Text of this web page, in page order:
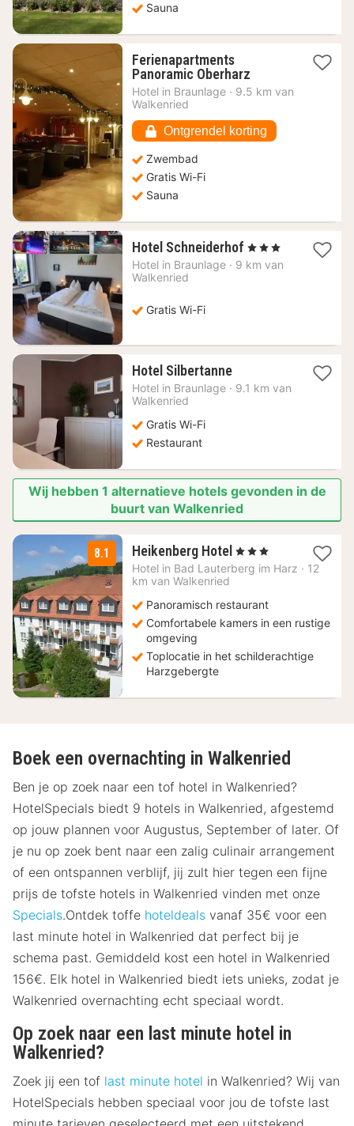
Sauna
Ferienapartments
Panoramic Oberharz1
nacht
€
Hotel in Braunlage · 9.5 km van
Walkenried
Ontgrendel korting
Zwembad
Gratis Wi-Fi
Sauna
Hotel Schneiderhof 1
nacht
, 3 Sterren
Hotel in Braunlage · 9 km van
Walkenried
Gratis Wi-Fi
Hotel Silbertanne1
nacht
Hotel in Braunlage · 9.1 km van
Walkenried
Gratis Wi-Fi
Restaurant
Wij hebben 1 alternatieve hotels gevonden in de
buurt van Walkenried
8.1 Heikenberg Hotel 1
nacht
vanaf
€
, 3 Sterren
Hotel in Bad Lauterberg im Harz · 12
km van Walkenried
Panoramisch restaurant
Comfortabele kamers in een rustige
omgeving
Toplocatie in het schilderachtige
Harzgebergte
Boek een overnachting in Walkenried
Ben je op zoek naar een tof hotel in Walkenried?
HotelSpecials biedt 9 hotels in Walkenried, afgestemd
op jouw plannen voor Augustus, September of later. Of
je nu op zoek bent naar een zalig culinair arrangement
of een ontspannen verblijf, jij zult hier tegen een fijne
prijs de tofste hotels in Walkenried vinden met onze
Specials.Ontdek toffe hoteldeals vanaf 35€ voor een
last minute hotel in Walkenried dat perfect bij je
schema past. Gemiddeld kost een hotel in Walkenried
156€. Elk hotel in Walkenried biedt iets unieks, zodat je
Walkenried overnachting echt speciaal wordt.
Op zoek naar een last minute hotel in
Walkenried?
Zoek jij een tof last minute hotel in Walkenried? Wij van
HotelSpecials hebben speciaal voor jou de tofste last